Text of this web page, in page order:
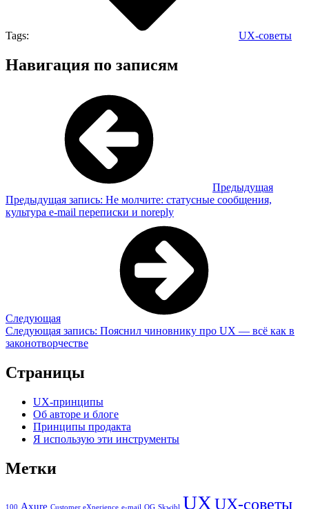
Tags: UX-советы
Навигация по записям
Предыдущая
Предыдущая запись: Не молчите: статусные сообщения,
культура e-mail переписки и noreply
Следующая
Следующая запись: Пояснил чиновнику про UX — всё как в
законотворчестве
Страницы
UX-принципы
Об авторе и блоге
Принципы продакта
Я использую эти инструменты
Метки
100 Axure Customer eXperience e-mail OG Skwibl UXUX-советы